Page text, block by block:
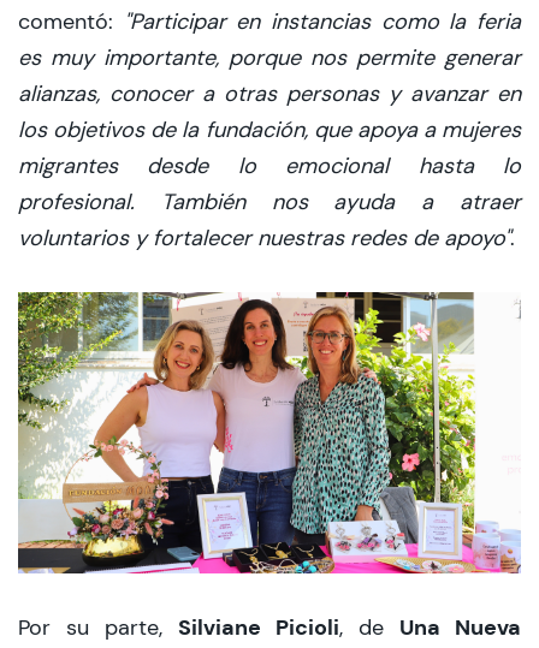
comentó: "Participar en instancias como la feria
es muy importante, porque nos permite generar
alianzas, conocer a otras personas y avanzar en
los objetivos de la fundación, que apoya a mujeres
migrantes desde lo emocional hasta lo
profesional. También nos ayuda a atraer
voluntarios y fortalecer nuestras redes de apoyo".
Por su parte, Silviane Picioli, de Una Nueva